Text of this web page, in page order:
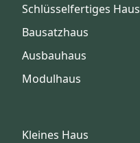
Schlüsselfertiges Haus
Bausatzhaus
Ausbauhaus
Modulhaus
Kleines Haus